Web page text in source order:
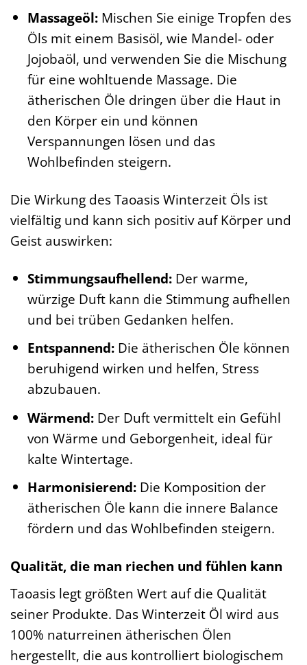
Massageöl:Mischen Sie einige Tropfen des
Öls mit einem Basisöl, wie Mandel- oder
Jojobaöl, und verwenden Sie die Mischung
für eine wohltuende Massage. Die
ätherischen Öle dringen über die Haut in
den Körper ein und können
Verspannungen lösen und das
Wohlbefinden steigern.
Die Wirkung des Taoasis Winterzeit Öls ist
vielfältig und kann sich positiv auf Körper und
Geist auswirken:
Stimmungsaufhellend:Der warme,
würzige Duft kann die Stimmung aufhellen
und bei trüben Gedanken helfen.
Entspannend:Die ätherischen Öle können
beruhigend wirken und helfen, Stress
abzubauen.
Wärmend:Der Duft vermittelt ein Gefühl
von Wärme und Geborgenheit, ideal für
kalte Wintertage.
Harmonisierend:Die Komposition der
ätherischen Öle kann die innere Balance
fördern und das Wohlbefinden steigern.
Qualität, die man riechen und fühlen kann
Taoasis legt größten Wert auf die Qualität
seiner Produkte. Das Winterzeit Öl wird aus
100% naturreinen ätherischen Ölen
hergestellt, die aus kontrolliert biologischem